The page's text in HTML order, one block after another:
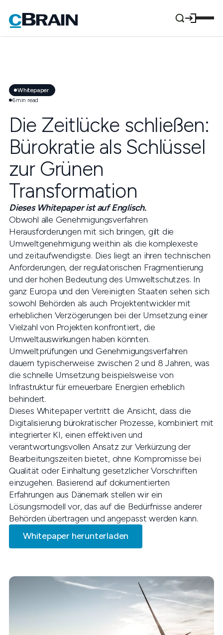
Whitepaper
6min read
Die Zeitlücke schließen:
Bürokratie als Schlüssel
zur Grünen
Transformation
Dieses Whitepaper ist auf Englisch.
Obwohl alle Genehmigungsverfahren
Herausforderungen mit sich bringen, gilt die
Umweltgenehmigung weithin als die komplexeste
und zeitaufwendigste. Dies liegt an ihren technischen
Anforderungen, der regulatorischen Fragmentierung
und der hohen Bedeutung des Umweltschutzes. In
ganz Europa und den Vereinigten Staaten sehen sich
sowohl Behörden als auch Projektentwickler mit
erheblichen Verzögerungen bei der Umsetzung einer
Vielzahl von Projekten konfrontiert, die
Umweltauswirkungen haben könnten.
Umweltprüfungen und Genehmigungsverfahren
dauern typischerweise zwischen 2 und 8 Jahren, was
die schnelle Umsetzung beispielsweise von
Infrastruktur für erneuerbare Energien erheblich
behindert.
Dieses Whitepaper vertritt die Ansicht, dass die
Digitalisierung bürokratischer Prozesse, kombiniert mit
integrierter KI, einen effektiven und
verantwortungsvollen Ansatz zur Verkürzung der
Bearbeitungszeiten bietet, ohne Kompromisse bei
Qualität oder Einhaltung gesetzlicher Vorschriften
einzugehen. Basierend auf dokumentierten
Erfahrungen aus Dänemark stellen wir ein
Lösungsmodell vor, das auf die Bedürfnisse anderer
Behörden übertragen und angepasst werden kann.
Whitepaper herunterladen